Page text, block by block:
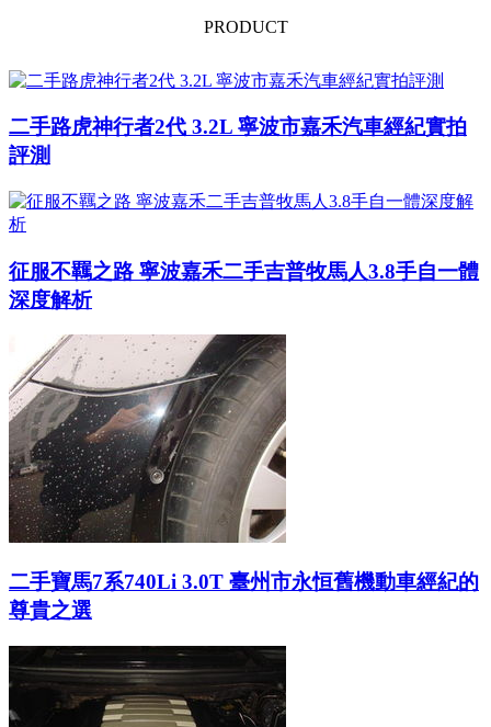
PRODUCT
二手路虎神行者2代 3.2L 寧波市嘉禾汽車經紀實拍
評測
征服不羈之路 寧波嘉禾二手吉普牧馬人3.8手自一體
深度解析
二手寶馬7系740Li 3.0T 臺州市永恒舊機動車經紀的
尊貴之選